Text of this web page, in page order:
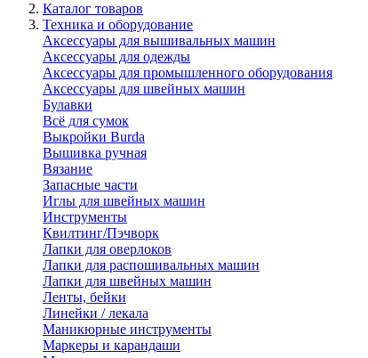
Каталог товаров
Техника и оборудование
Аксессуары для вышивальных машин
Аксессуары для одежды
Аксессуары для промышленного оборудования
Аксессуары для швейных машин
Булавки
Всё для сумок
Выкройки Burda
Вышивка ручная
Вязание
Запасные части
Иглы для швейных машин
Инструменты
Квилтинг/Пэчворк
Лапки для оверлоков
Лапки для распошивальных машин
Лапки для швейных машин
Ленты, бейки
Линейки / лекала
Маникюрные инструменты
Маркеры и карандаши